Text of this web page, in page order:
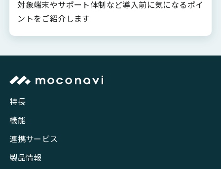
対象端末やサポート体制など導入前に気になるポイ
ントをご紹介します
特長
機能
連携サービス
製品情報